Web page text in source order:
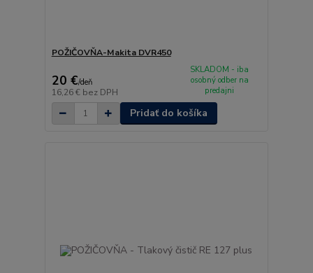
POŽIČOVŇA-Makita DVR450
20 €/deň
16,26 € bez DPH
SKLADOM - iba
osobný odber na
predajni
Pridať do košíka